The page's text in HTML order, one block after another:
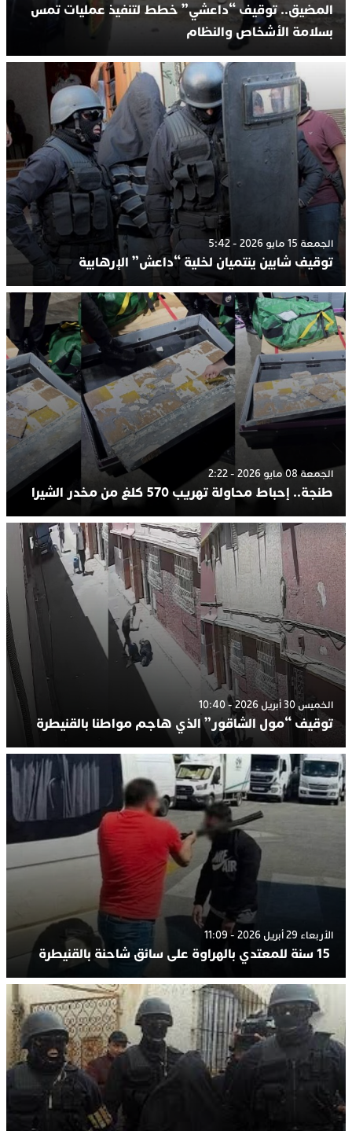
المضيق.. توقيف “داعشي” خطط لتنفيذ عمليات تمس
بسلامة الأشخاص والنظام
الجمعة 15 مايو 2026 - 5:42
توقيف شابين ينتميان لخلية “داعش” الإرهابية
الجمعة 08 مايو 2026 - 2:22
طنجة.. إحباط محاولة تهريب 570 كلغ من مخدر الشيرا
الخميس 30 أبريل 2026 - 10:40
توقيف “مول الشاقور” الذي هاجم مواطنا بالقنيطرة
الأربعاء 29 أبريل 2026 - 11:09